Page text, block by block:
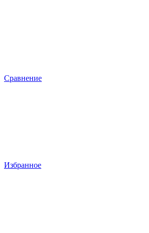
Сравнение
Избранное